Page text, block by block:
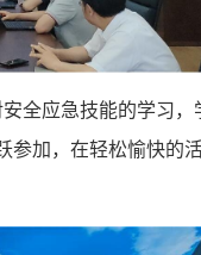
全应急技能的学习
加，在轻松愉快的